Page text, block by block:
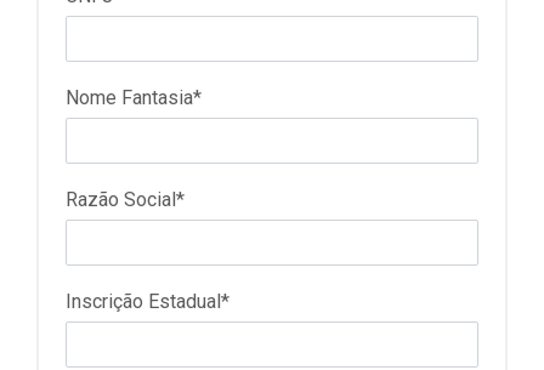
Nome Fantasia*
Razão Social*
Inscrição Estadual*